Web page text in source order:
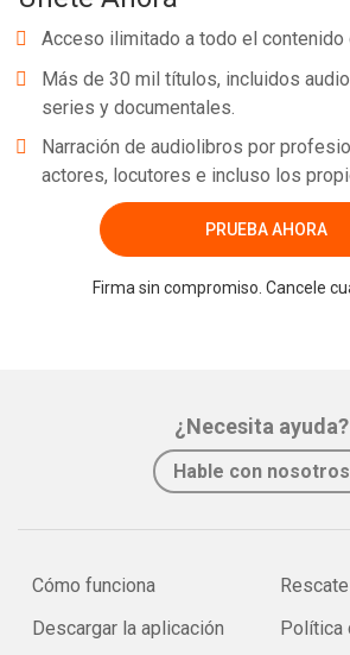
Acceso ilimitado a todo el contenido
Más de 30 mil títulos, incluidos
series y documentales.
Narración de audiolibros por
actores, locutores e incluso los
PRUEBA AHORA
Firma sin compromiso. Cancele
¿Necesita ayuda?
Hable con nosotros
Cómo funciona
Descargar la aplicación
Política